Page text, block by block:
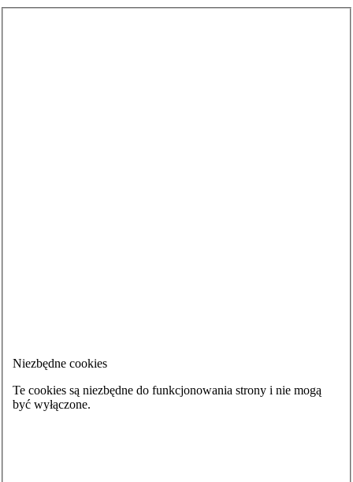
Niezbędne cookies
Te cookies są niezbędne do funkcjonowania strony i nie mogą
być wyłączone.